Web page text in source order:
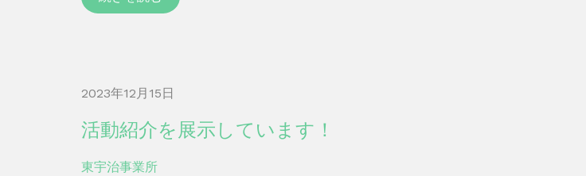
2023年12月15日
活動紹介を展示しています！
東宇治事業所